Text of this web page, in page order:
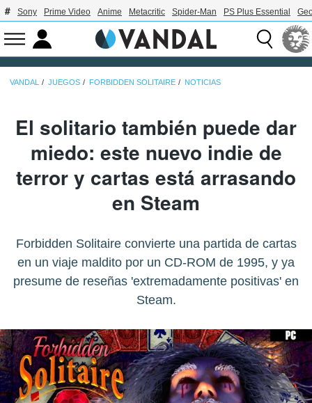
Sony Prime Video Anime Metacritic Spider-Man PS Plus Essential
VANDAL JUEGOS FORBIDDEN SOLITAIRE NOTICIAS
El solitario también puede dar
miedo: este nuevo indie de
terror y cartas está arrasando
en Steam
Forbidden Solitaire convierte una partida de cartas
en un viaje maldito por un CD-ROM de 1995, y ya
presume de reseñas 'extremadamente positivas' en
Steam.